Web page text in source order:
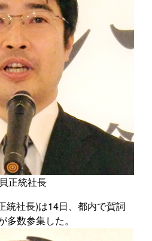
正統社長
統社長)は14日、都内で賀詞
数参集した。